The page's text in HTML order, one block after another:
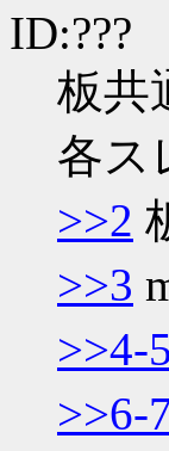
ID:???
板共
各ス
>>2
>>3
>>4-5
>>6-